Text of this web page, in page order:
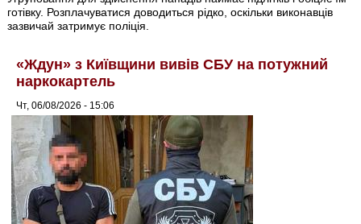
готівку. Розплачуватися доводиться рідко, оскільки виконавців
зазвичай затримує поліція.
«Ждун» з Київщини вивів СБУ на потужний
наркокартель
Чт, 06/08/2026 - 15:06